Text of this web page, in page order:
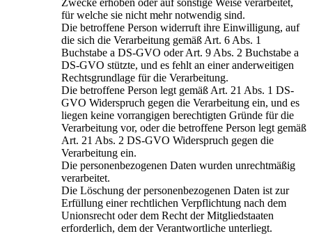
Zwecke erhoben oder auf sonstige Weise verarbeitet,
für welche sie nicht mehr notwendig sind.
Die betroffene Person widerruft ihre Einwilligung, auf
die sich die Verarbeitung gemäß Art. 6 Abs. 1
Buchstabe a DS-GVO oder Art. 9 Abs. 2 Buchstabe a
DS-GVO stützte, und es fehlt an einer anderweitigen
Rechtsgrundlage für die Verarbeitung.
Die betroffene Person legt gemäß Art. 21 Abs. 1 DS-
GVO Widerspruch gegen die Verarbeitung ein, und es
liegen keine vorrangigen berechtigten Gründe für die
Verarbeitung vor, oder die betroffene Person legt gemäß
Art. 21 Abs. 2 DS-GVO Widerspruch gegen die
Verarbeitung ein.
Die personenbezogenen Daten wurden unrechtmäßig
verarbeitet.
Die Löschung der personenbezogenen Daten ist zur
Erfüllung einer rechtlichen Verpflichtung nach dem
Unionsrecht oder dem Recht der Mitgliedstaaten
erforderlich, dem der Verantwortliche unterliegt.